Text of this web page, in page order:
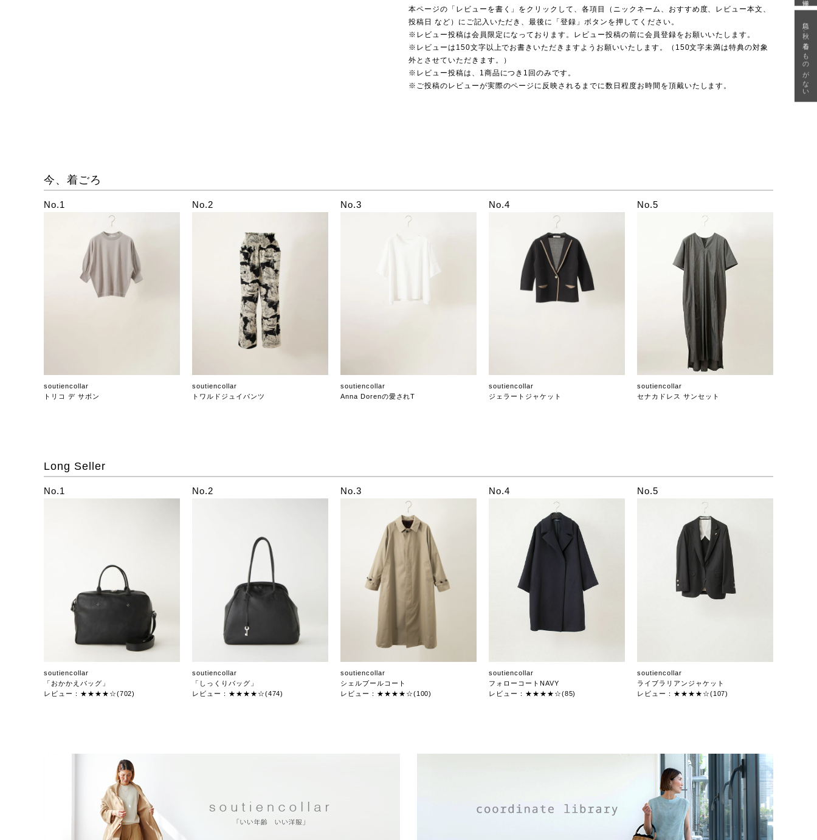
本ページの「レビューを書く」をクリックして、各項目（ニックネーム、おすすめ度、レビュー本文、
投稿日 など）にご記入いただき、最後に「登録」ボタンを押してください。
※レビュー投稿は会員限定になっております。レビュー投稿の前に会員登録をお願いいたします。
※レビューは150文字以上でお書きいただきますようお願いいたします。（150文字未満は特典の対象
外とさせていただきます。）
※レビュー投稿は、1商品につき1回のみです。
※ご投稿のレビューが実際のページに反映されるまでに数日程度お時間を頂戴いたします。
今、着ごろ
No.1
soutiencollar
トリコ デ サボン
No.2
soutiencollar
トワルドジュイパンツ
No.3
soutiencollar
Anna Dorenの愛されT
No.4
soutiencollar
ジェラートジャケット
No.5
soutiencollar
セナカドレス サンセット
Long Seller
No.1
soutiencollar
「おかかえバッグ」
レビュー：★★★★☆(702)
No.2
soutiencollar
「しっくりバッグ」
レビュー：★★★★☆(474)
No.3
soutiencollar
シェルブールコート
レビュー：★★★★☆(100)
No.4
soutiencollar
フォローコートNAVY
レビュー：★★★★☆(85)
No.5
soutiencollar
ライブラリアンジャケット
レビュー：★★★★☆(107)
急に秋、着るものがない